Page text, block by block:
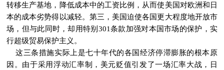
转移生产基地，降低成本中的工资比例，从而使美国对欧洲和日
本的成本劣势得以减轻。第三，美国迫使各国更大程度地开放市
场，但与此同时，却用特别301条款加强对本国市场的保护，实
行超级贸易保护主义。
这三条措施实际上是七十年代的各国经济停滞膨胀的根本原
因。由于采用浮动汇率制，美元贬值引发了一场汇率大战，日